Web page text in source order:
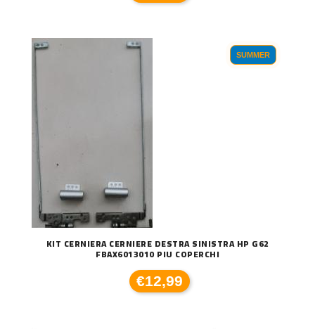
SUMMER
KIT CERNIERA CERNIERE DESTRA SINISTRA HP G62
FBAX6013010 PIU COPERCHI
€12,99